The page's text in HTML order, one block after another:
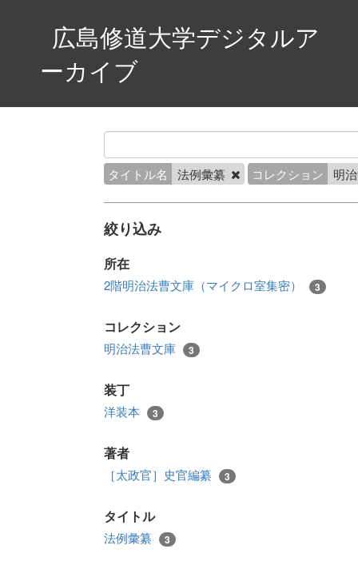
広島修道大学デジタルア
ーカイブ
タイトル名 法例彙纂 コレクション 明
絞り込み
所在
2階明治法曹文庫（マイクロ室集密） 3
コレクション
明治法曹文庫 3
装丁
洋装本 3
著者
［太政官］史官編纂 3
タイトル
法例彙纂 3